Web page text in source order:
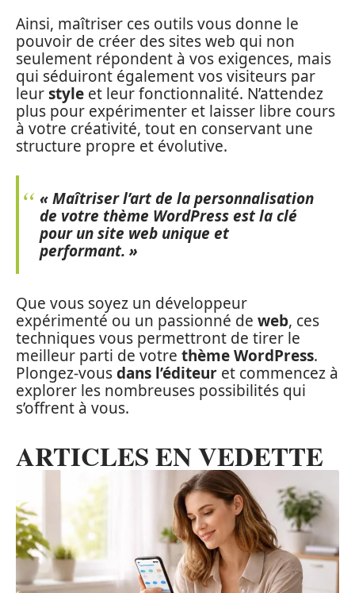
Ainsi, maîtriser ces outils vous donne le
pouvoir de créer des sites web qui non
seulement répondent à vos exigences, mais
qui séduiront également vos visiteurs par
leurstyle et leur fonctionnalité. N’attendez
plus pour expérimenter et laisser libre cours
à votre créativité, tout en conservant une
structure propre et évolutive.
« Maîtriser l’art de la personnalisation
de votre thème WordPress est la clé
pour un site web unique et
performant. »
Que vous soyez un développeur
expérimenté ou un passionné de web, ces
techniques vous permettront de tirer le
meilleur parti de votre thème WordPress.
Plongez-vousdans l’éditeur et commencez à
explorer les nombreuses possibilités qui
s’offrent à vous.
ARTICLES EN VEDETTE